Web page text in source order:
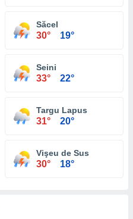
Săcel
30° 19°
Seini
33° 22°
Targu Lapus
31° 20°
Vişeu de Sus
30° 18°